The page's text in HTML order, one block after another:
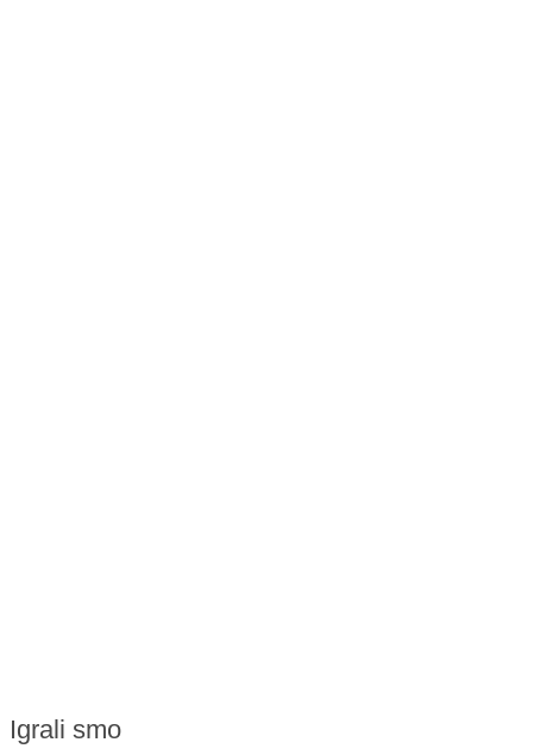
Igrali smo